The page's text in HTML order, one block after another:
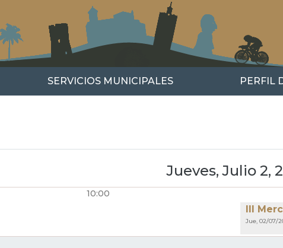
SERVICIOS MUNICIPALES PERFIL
Jueves, Julio 2,
10:00
III
Jue, 02/07/